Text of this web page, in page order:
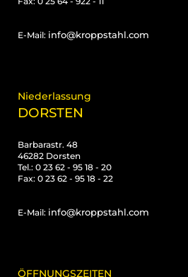
E-Mail: info@kroppstahl.com
Niederlassung
DORSTEN
Barbarastr. 48
46282 Dorsten
Tel.: 0 23 62 - 95 18 - 20
Fax: 0 23 62 - 95 18 - 22
E-Mail: info@kroppstahl.com
ÖFFNUNGSZEITEN